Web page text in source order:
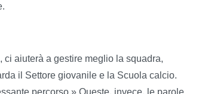
aiuterà a gestire meglio la squadra,
il Settore giovanile e la Scuola calcio.
percorso.» Queste, invece, le parole